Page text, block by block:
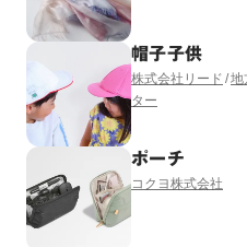
帽子子供
株式会社リード 地
ター
ポーチ
コクヨ株式会社